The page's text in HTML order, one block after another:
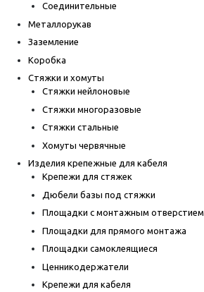
Соединительные
Металлорукав
Заземление
Коробка
Стяжки и хомуты
Стяжки нейлоновые
Стяжки многоразовые
Стяжки стальные
Хомуты червячные
Изделия крепежные для кабеля
Крепежи для стяжек
Дюбели базы под стяжки
Площадки с монтажным отверстием
Площадки для прямого монтажа
Площадки самоклеящиеся
Ценникодержатели
Крепежи для кабеля